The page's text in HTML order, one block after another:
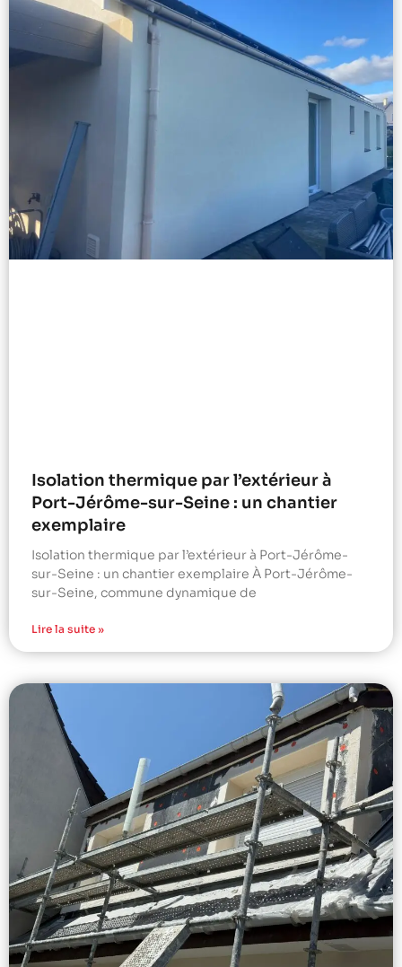
Isolation thermique par l’extérieur à
Port-Jérôme-sur-Seine : un chantier
exemplaire
Isolation thermique par l’extérieur à Port-Jérôme-
sur-Seine : un chantier exemplaire À Port-Jérôme-
sur-Seine, commune dynamique de
Lire la suite »